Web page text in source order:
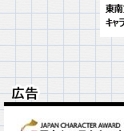
広告
広告